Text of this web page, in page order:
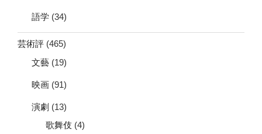
語学 (34)
芸術評 (465)
文藝 (19)
映画 (91)
演劇 (13)
歌舞伎 (4)